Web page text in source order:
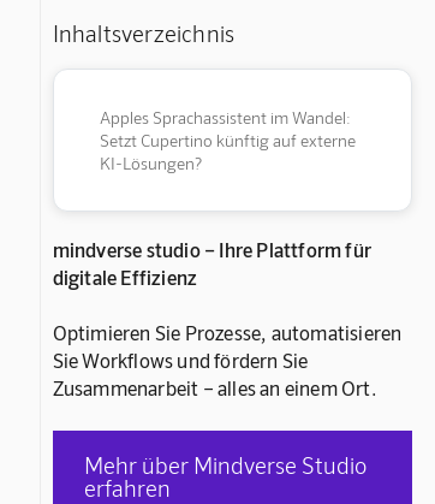
Inhaltsverzeichnis
Apples Sprachassistent im Wandel:
Setzt Cupertino künftig auf externe
KI-Lösungen?
mindverse studio – Ihre Plattform für
digitale Effizienz
Optimieren Sie Prozesse, automatisieren
Sie Workflows und fördern Sie
Zusammenarbeit – alles an einem Ort.
Mehr über Mindverse Studio
erfahren